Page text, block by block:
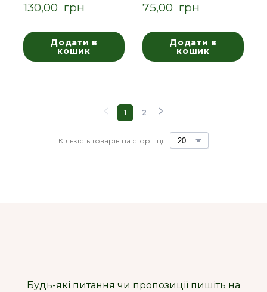
130,00  грн
Додати в
кошик
75,00  грн
Додати в
кошик
Кількість товарів на сторінці:
1 2
Будь-які питання чи пропозиції пишіть на